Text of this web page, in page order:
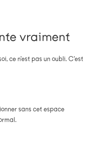
vraiment
ce n’est pas un oubli. C’est
sans cet espace